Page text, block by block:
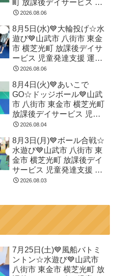
町 放課後デイサービス 児
童発達支援 運動療育
2026.08.06
8月5日(水)💙大輪投げ☆水
遊び💙山武市 八街市 東金
市 横芝光町 放課後デイサ
ービス 児童発達支援 運動
療育2026.08.06
8月4日(火)💙あいこで
GO☆ドッジボール💙山武
市 八街市 東金市 横芝光町
放課後デイサービス 児童
発達支援 運動療育
2026.08.04
8月3日(月)💙ボール合戦☆
水遊び💙山武市 八街市 東
金市 横芝光町 放課後デイ
サービス 児童発達支援 運
動療育
2026.08.03
7月25日(土)💙風船バトミ
ントン☆水遊び💙山武市
八街市 東金市 横芝光町 放